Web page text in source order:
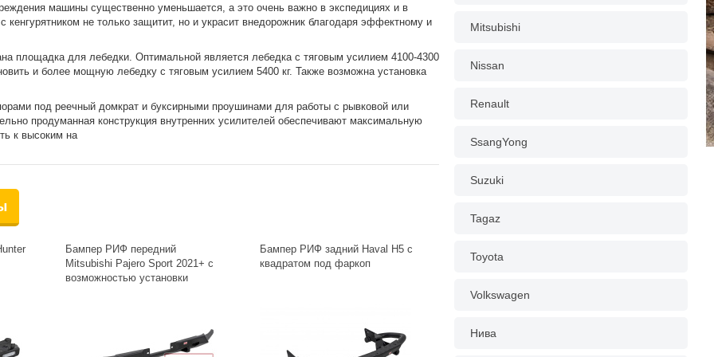
машины существенно уменьшается, а это очень важно в экспедициях и в
кенгурятником не только защитит, но и украсит внедорожник благодаря эффектному и
площадка для лебедки. Оптимальной является лебедка с тяговым усилием 4100-4300
и более мощную лебедку с тяговым усилием 5400 кг. Также возможна установка
под реечный домкрат и буксирными проушинами для работы с рывковой или
продуманная конструкция внутренних усилителей обеспечивают максимальную
к высоким на
Бампер РИФ передний
Mitsubishi Pajero Sport 2021+ с
возможностью установки
Бампер РИФ задний Haval H5 c
квадратом под фаркоп
Mitsubishi
Nissan
Renault
SsangYong
Suzuki
Tagaz
Toyota
Volkswagen
Нива